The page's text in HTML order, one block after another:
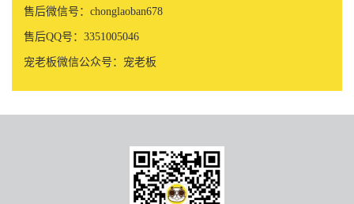
售后微信号：chonglaoban678
售后QQ号：3351005046
宠老板微信公众号：宠老板